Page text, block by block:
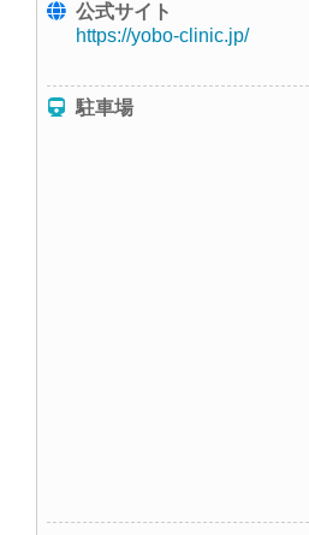
公式サイト
https://yobo-clinic.jp/
駐車場